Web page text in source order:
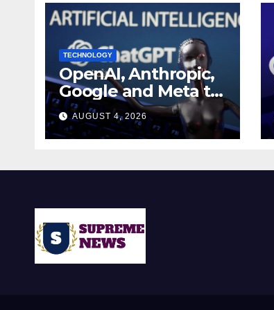
TECHNOLOGY
OpenAI, Anthropic,
Google and Meta to
join White House AI
security meeting
AUGUST 4, 2026